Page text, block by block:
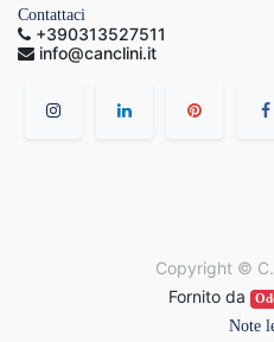
Contattaci
+390313527511
info@canclini.it
Copyright ©
Fornito da
Note